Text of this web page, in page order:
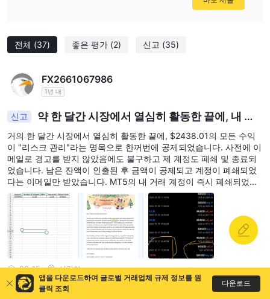
전체 (37) 좋은 평가 (2) 신고 (35)
FX2661067986
1년 내
신고
약 한 달간 시장에서 열심히 활동한 끝에, 내 모
든 수익이 한 번에 공제되었다.
거의 한 달간 시장에서 열심히 활동한 끝에, $2438.01의 모든 수익
이 "리스크 관리"라는 명목으로 한꺼번에 공제되었습니다. 사전에 이
메일로 경고를 받지 않았음에도 불구하고 제 계정도 폐쇄 및 종료되
었습니다. 남은 잔액이 인출된 후 금액이 공제되고 계정이 폐쇄되었
다는 이메일만 받았습니다. MT5의 내 거래 계정이 즉시 폐쇄되었습
니다. 저는 정의와 제 돈의 반환을 요구합니다.
06-15 시리아
앱을 다운로드하여 글로벌 거래업체 규제 정보를 원
클릭 조회
다운로드